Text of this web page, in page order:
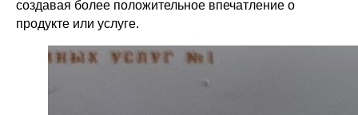
создавая более положительное впечатление о
продукте или услуге.